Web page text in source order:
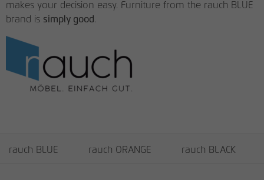
makes your decision easy. Furniture from the rauch BLUE
brand is simply good.
rauch BLUE rauch ORANGE rauch BLACK